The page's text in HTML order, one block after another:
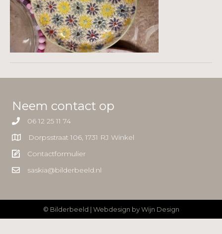
Neem contact op
06 12 25 11 74
Dorpsstraat 106, 1731 RJ Winkel
Contactformulier
saskia@bilderbeeld.nl
© Bilderbeeld | Webdesign byWijn Design